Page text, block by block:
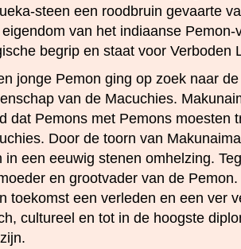
steen een roodbruin gevaarte
van het indiaanse Pemon-
begrip en staat voor Verboden
jonge Pemon ging op zoek naar
van de Macuchies.
dat Pemons met Pemons moesten
Door de toorn van
in een eeuwig stenen omhelzing.
en grootvader van de
toekomst een verleden en een ver
cultureel en tot in de hoogste